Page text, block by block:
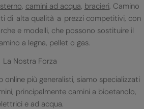
, camini ad acqua, bracieri, Camino
di alta qualità a prezzi competitivi, con
e modelli, che possono sostituire il
a legna, pellet o gas.
La Nostra Forza
online più generalisti, siamo specializzati
principalmente camini a bioetanolo,
e ad acqua.